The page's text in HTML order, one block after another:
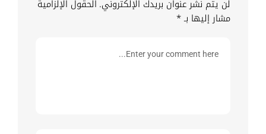
لن يتم نشر عنوان بريدك الإلكتروني. الحقول الإلزامية
مشار إليها بـ*